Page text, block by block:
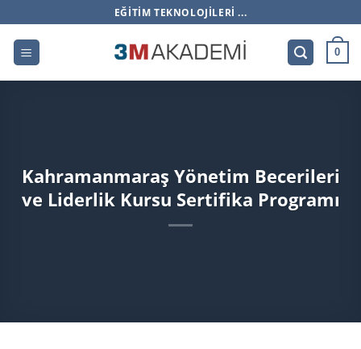
atla
EĞITIM TEKNOLOJILERI ...
0
Kahramanmaraş Yönetim Becerileri
ve Liderlik Kursu Sertifika Programı